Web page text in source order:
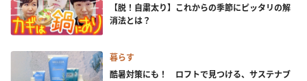
【脱！自粛太り】これからの季節にピッタリの解
消法とは？
暮らす
酷暑対策にも！ ロフトで見つける、サステナブ